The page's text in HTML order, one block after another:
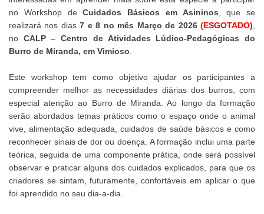
no Workshop deCuidados Básicos em Asininos , que se
realizará nos dias7 e 8 no mês Março de 2026(ESGOTADO)
no CALP – Centro de Atividades Lúdico-Pedagógicas do
Burro de Miranda, em Vimioso
Este workshop tem como objetivo ajudar os participantes a
compreender melhor as necessidades diárias dos burros, com
especial atenção ao Burro de Miranda. Ao longo da formação
serão abordados temas práticos como o espaço onde o animal
vive, alimentação adequada, cuidados de saúde básicos e como
reconhecer sinais de dor ou doença. A formação inclui uma parte
teórica, seguida de uma componente prática, onde será possível
observar e praticar alguns dos cuidados explicados, para que os
criadores se sintam, futuramente, confortáveis em aplicar o que
foi aprendido no seu dia-a-dia.